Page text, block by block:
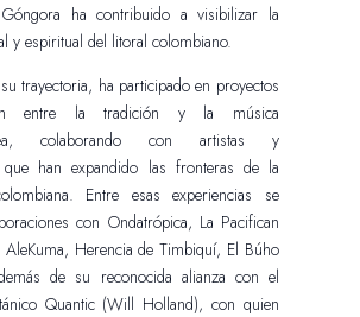
ha contribuido a visibilizar la
y espiritual del litoral colombiano.
trayectoria, ha participado en proyectos
entre la tradición y la música
colaborando con artistas y
que han expandido las fronteras de la
Entre esas experiencias se
con Ondatrópica, La Pacifican
AleKuma, Herencia de Timbiquí, El Búho
de su reconocida alianza con el
Quantic (Will Holland), con quien